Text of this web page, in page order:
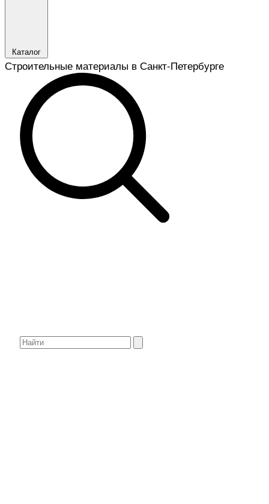
Каталог
Строительные материалы в Санкт-Петербурге